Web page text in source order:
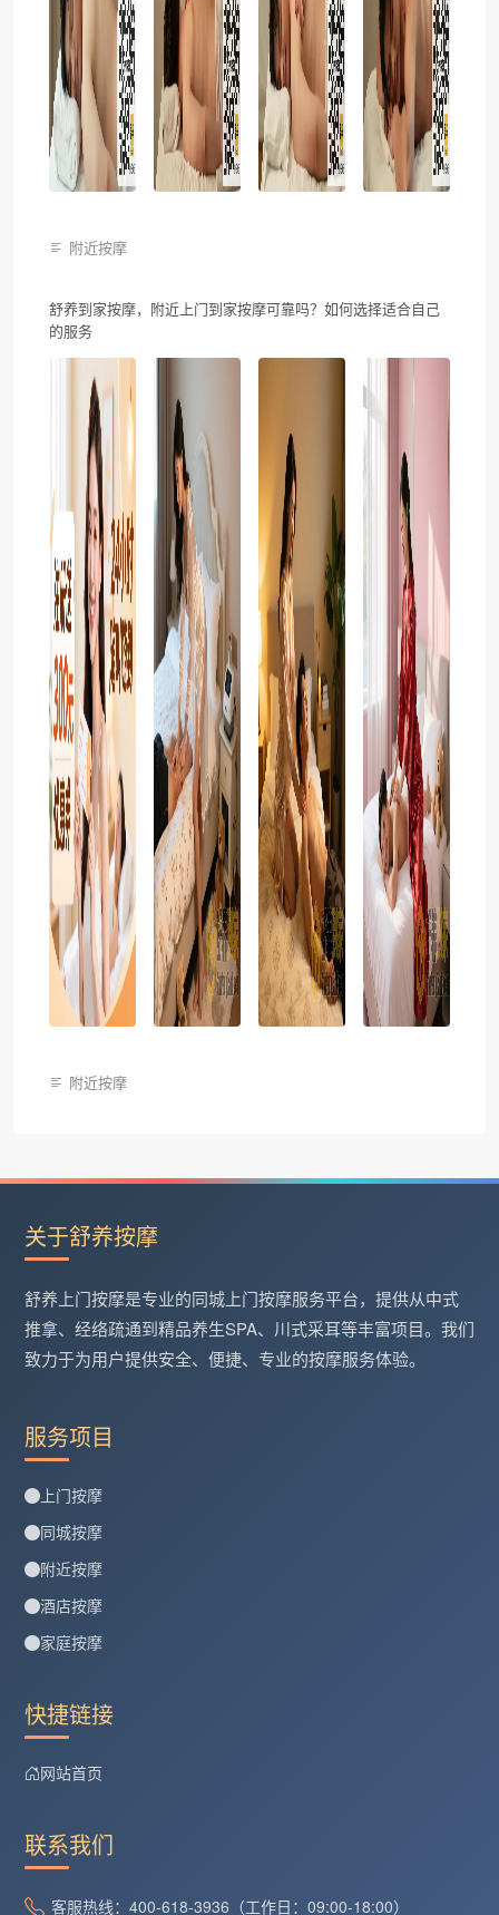
附近按摩
舒养到家按摩，附近上门到家按摩可靠吗？如何选择适合自己
的服务
附近按摩
关于舒养按摩
舒养上门按摩是专业的同城上门按摩服务平台，提供从中式
推拿、经络疏通到精品养生SPA、川式采耳等丰富项目。我们
致力于为用户提供安全、便捷、专业的按摩服务体验。
服务项目
上门按摩
同城按摩
附近按摩
酒店按摩
家庭按摩
快捷链接
网站首页
联系我们
客服热线：400-618-3936（工作日：09:00-18:00）